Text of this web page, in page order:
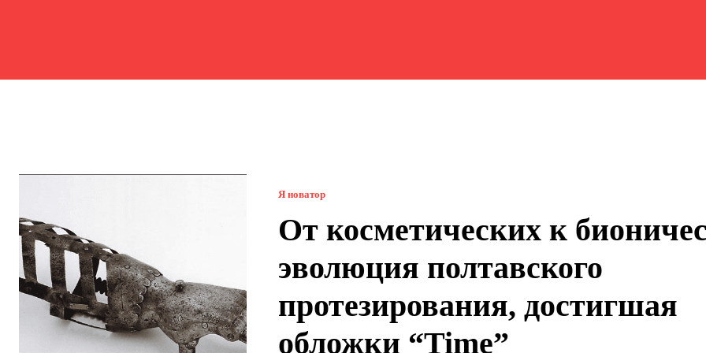
Я новатор
От косметических к
эволюция полтавского
протезирования, достигшая
обложки “Time”